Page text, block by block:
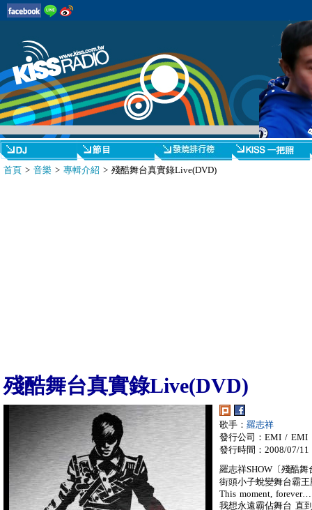
首頁 > 音樂 > 專輯介紹 > 殘酷舞台真實錄Live(DVD)
殘酷舞台真實錄Live(DVD)
歌手： 羅志祥
發行公司：EMI / EMI
發行時間：2008/07/11
羅志祥SHOW〔殘酷
街頭小子蛻變舞台霸
This moment, forever…
我想永遠霸佔舞台 直